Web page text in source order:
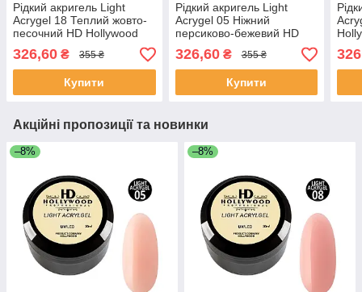
Рідкий акригель Light
Acrygel 18 Теплий жовто-
песочний HD Hollywood
326,60 ₴ 355 ₴
Купити
Рідкий акригель Light
Acrygel 05 Ніжний
персиково-бежевий HD
Hollywood
326,60₴ 355 ₴
Купити
Акційні пропозиції та новинки
–8% –8%